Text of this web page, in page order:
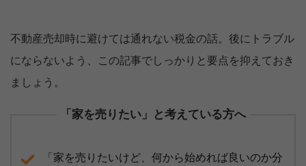
不動産売却時に避けては通れない税金の話。後にトラブル
にならないよう、この記事でしっかりと要点を抑えておき
ましょう。
「家を売りたい」と考えている方へ
「家を売りたいけど、何から始めれば良いのか分